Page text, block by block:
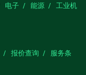
电子 能源
工业机
报价查询
服务条